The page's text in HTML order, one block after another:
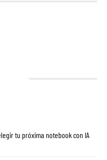
tu próxima notebook con IA